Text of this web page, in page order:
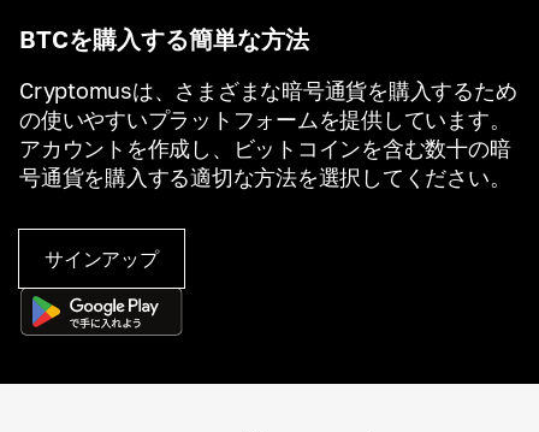
BTCを購入する簡単な方法
Cryptomusは、さまざまな暗号通貨を購入するため
の使いやすいプラットフォームを提供しています。
アカウントを作成し、ビットコインを含む数十の暗
号通貨を購入する適切な方法を選択してください。
サインアップ